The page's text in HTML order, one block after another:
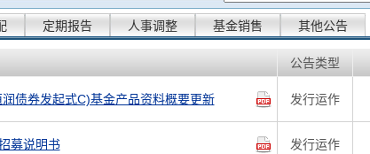
定期报告 人事调整 基金销售 其他公告
公告类型
债券发起式C)基金产品资料概要更新 发行运作
募说明书 发行运作